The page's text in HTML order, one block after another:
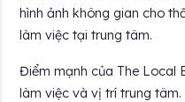
hình ảnh không gian cho
làm việc tại trung tâm.
Điểm mạnh của The Local
làm việc và vị trí trung